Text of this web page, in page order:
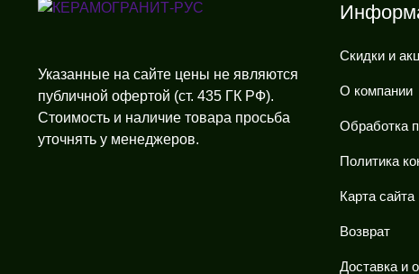
Указанные на сайте цены не являются
публичной офертой (ст. 435 ГК РФ).
Стоимость и наличие товара просьба
уточнять у менеджеров.
Скидки и
О компании
Обработка
Политика
Карта сайта
Возврат
Доставка и